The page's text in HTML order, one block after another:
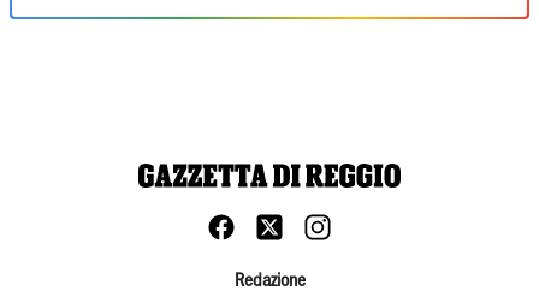
Redazione